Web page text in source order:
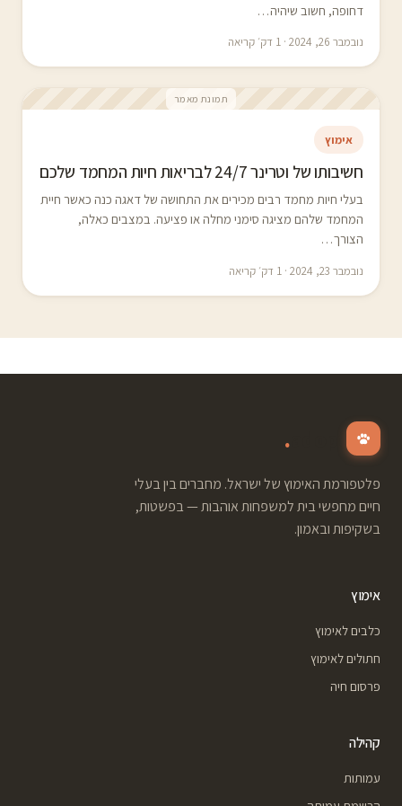
דחופה, חשוב שיהיה…
נובמבר 26, 2024 · 1 דק׳ קריאה
תמונת מאמר
אימוץ
חשיבותו של וטרינר 24/7 לבריאות חיות המחמד שלכם
בעלי חיות מחמד רבים מכירים את התחושה של דאגה כנה כאשר חיית
המחמד שלהם מציגה סימני מחלה או פציעה. במצבים כאלה,
הצורך…
נובמבר 23, 2024 · 1 דק׳ קריאה
.
פלטפורמת האימוץ של ישראל. מחברים בין בעלי
חיים מחפשי בית למשפחות אוהבות — בפשטות,
בשקיפות ובאמון.
אימוץ
כלבים לאימוץ
חתולים לאימוץ
פרסום חיה
קהילה
עמותות